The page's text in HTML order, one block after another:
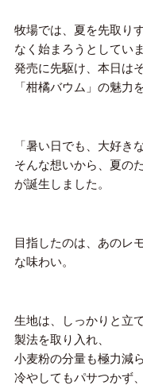
牧場では、夏を先取り
なく始まろうとしていま
発売に先駆け、本日は
「柑橘バウム」の魅力
「暑い日でも、大好き
そんな想いから、夏の
が誕生しました。
目指したのは、あのレ
な味わい。
生地は、しっかりと立
製法を取り入れ、
小麦粉の分量も極力減
冷やしてもパサつかず